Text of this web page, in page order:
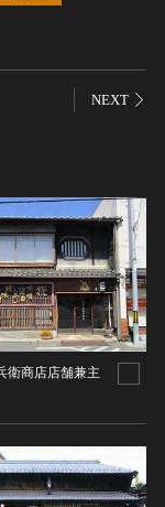
連記事等
館の皆さまへ
について
リンク
見はこちら
NEXT
衛商店店舗兼主